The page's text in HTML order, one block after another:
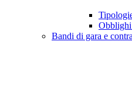
Obblighi
Bandi di gara e